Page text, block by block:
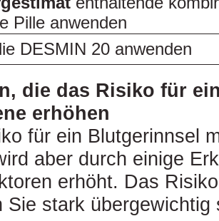
Pille anwenden
DESMIN 20 anwenden
die das Risiko für
erhöhen
für ein Blutgerinnsel
aber durch einige
erhöht. Das
Sie stark übergewichtig